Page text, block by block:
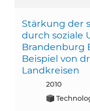
Stärkung der
durch soziale
Brandenburg
Beispiel von
Landkreisen
2010